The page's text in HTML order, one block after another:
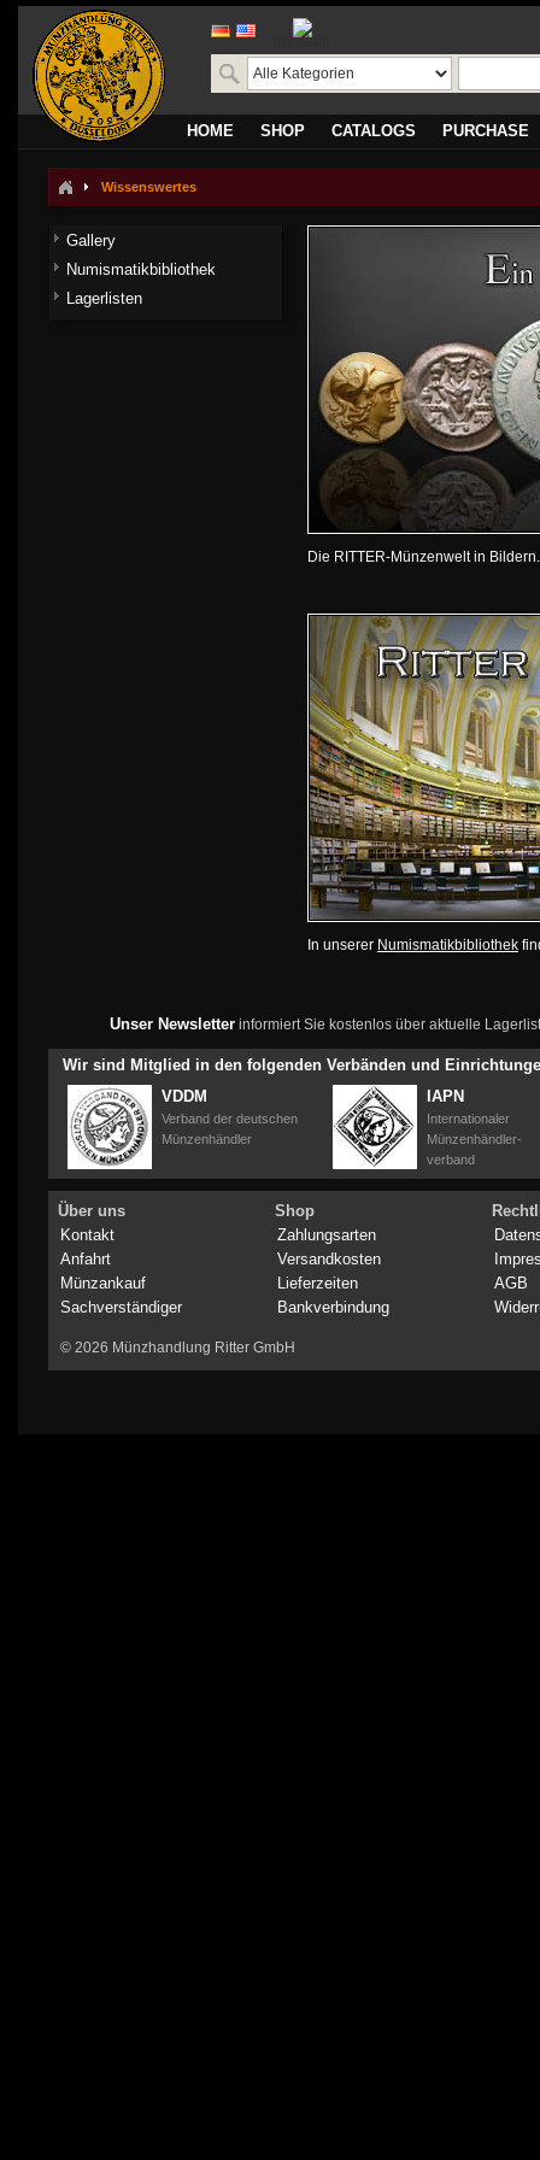
translate
HOME SHOP CATALOGS PURCHASE
Wissenswertes
Die RITTER-Münzenwelt in
In unserer Numismatikbibliothek
Gallery
Numismatikbibliothek
Lagerlisten
Unser Newsletterinformiert Sie kostenlos über aktuelle
Wir sind Mitglied in den folgenden Verbänden und
VDDM
Verband der deutschen
Münzenhändler
IAPN
Internationaler
Münzenhändler-
verband
Über uns
Kontakt
Anfahrt
Münzankauf
Sachverständiger
Shop
Zahlungsarten
Versandkosten
Lieferzeiten
Bankverbindung
AGB
© 2026 Münzhandlung Ritter GmbH